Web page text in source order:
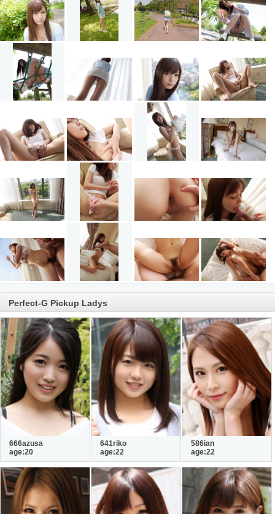
Perfect-G Pickup Ladys
666azusa
age:20
641riko
age:22
586ian
age:22